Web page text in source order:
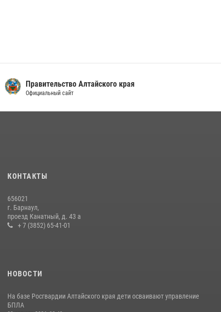
Правительство Алтайского края
Официальный сайт
КОНТАКТЫ
656021
г. Барнаул,
проезд Канатный, д. 43 а
+ 7 (3852) 65-41-01
НОВОСТИ
На базе Росгвардии Алтайского края дети осваивают управление
БПЛА